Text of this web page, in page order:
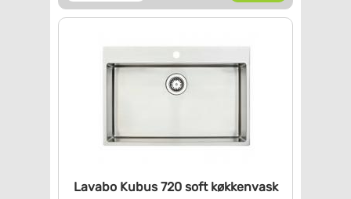
Lavabo Kubus 720 softkøkkenvask